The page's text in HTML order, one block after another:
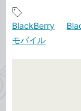
カ
テ
ゴ
記
事
BlackBerry
モバイル